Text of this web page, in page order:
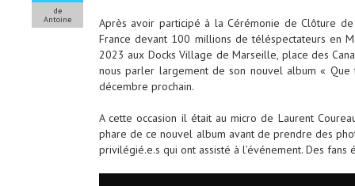
de
Antoine
Après avoir participé à la Cérémonie de Clôture
France devant 100 millions de téléspectateurs en
2023 aux Docks Village de Marseille, place des
nous parler largement de son nouvel album «
décembre prochain.
A cette occasion il était au micro de Laurent
phare de ce nouvel album avant de prendre des
privilégié.e.s qui ont assisté à l’événement. Des